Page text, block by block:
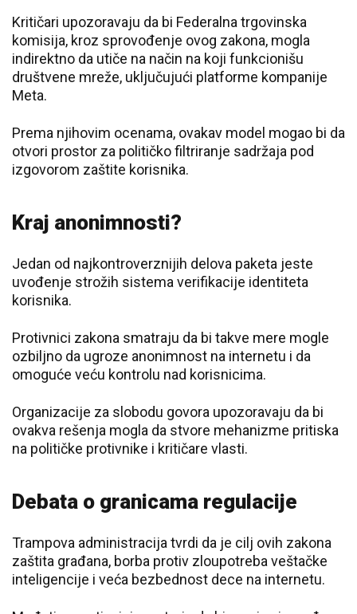
Kritičari upozoravaju da bi Federalna trgovinska
komisija, kroz sprovođenje ovog zakona, mogla
indirektno da utiče na način na koji funkcionišu
društvene mreže, uključujući platforme kompanije
Meta.
Prema njihovim ocenama, ovakav model mogao bi da
otvori prostor za političko filtriranje sadržaja pod
izgovorom zaštite korisnika.
Kraj anonimnosti?
Jedan od najkontroverznijih delova paketa jeste
uvođenje strožih sistema verifikacije identiteta
korisnika.
Protivnici zakona smatraju da bi takve mere mogle
ozbiljno da ugroze anonimnost na internetu i da
omoguće veću kontrolu nad korisnicima.
Organizacije za slobodu govora upozoravaju da bi
ovakva rešenja mogla da stvore mehanizme pritiska
na političke protivnike i kritičare vlasti.
Debata o granicama regulacije
Trampova administracija tvrdi da je cilj ovih zakona
zaštita građana, borba protiv zloupotreba veštačke
inteligencije i veća bezbednost dece na internetu.